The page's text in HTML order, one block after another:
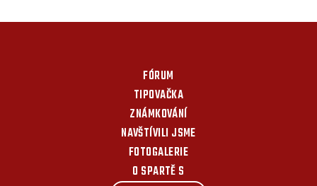
FÓRUM
TIPOVAČKA
ZNÁMKOVÁNÍ
NAVŠTÍVILI JSME
FOTOGALERIE
O SPARTĚ S